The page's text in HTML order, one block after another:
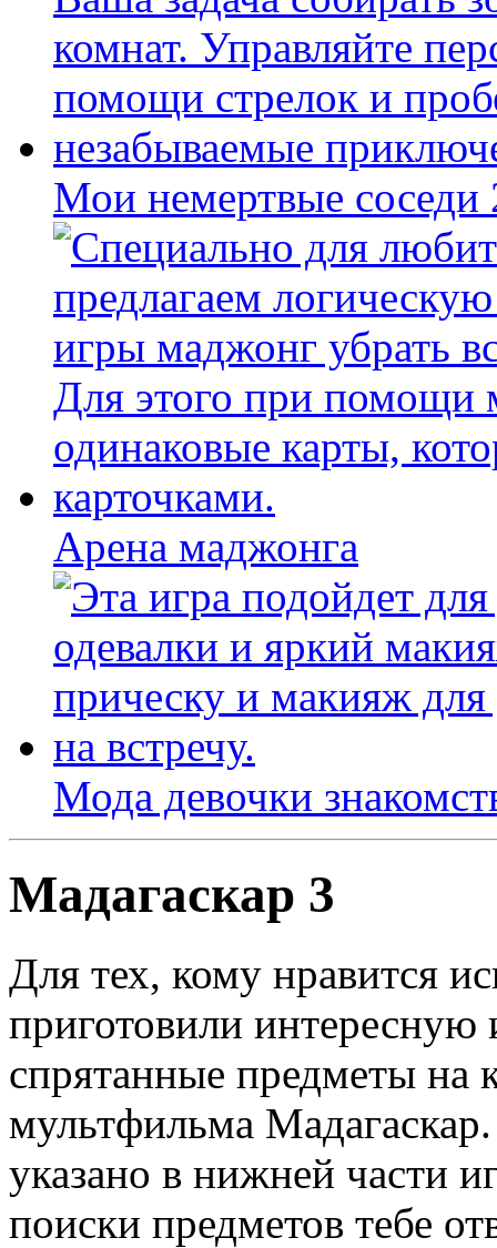
Мои немертвые
Арена маджонга
Мода девочки
Мадагаскар 3
Для тех, кому нравится
приготовили интересную
спрятанные предметы на
мультфильма
указано в нижней части
поиски предметов тебе